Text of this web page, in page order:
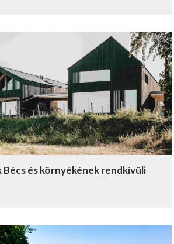
és környékének rendkívüli